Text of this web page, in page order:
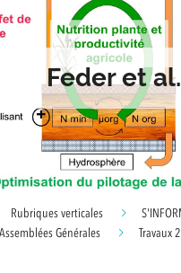
Feder et al.
Rubriques verticales
Assemblées Générales
Travaux